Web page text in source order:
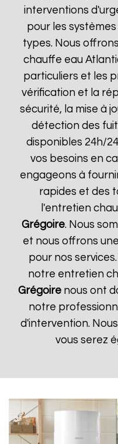
interventions
pour les
types. Nous
chauffe eau
particuliers et les
vérification et la
sécurité, la mise à
détection des
disponibles 24h/
vos besoins en
engageons à
rapides et des
l'entretien
Grégoire. Nous
et nous offrons
pour nos
notre entretien
Grégoirenous ont
notre
d'intervention.
vous serez